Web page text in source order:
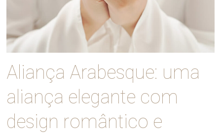
Aliança Arabesque: uma
aliança elegante com
design romântico e